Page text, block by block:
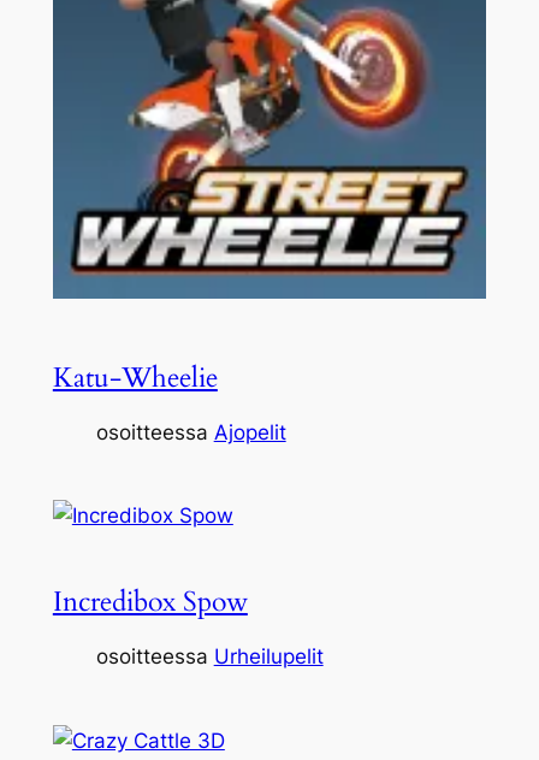
Katu-Wheelie
osoitteessa Ajopelit
Incredibox Spow
osoitteessa Urheilupelit